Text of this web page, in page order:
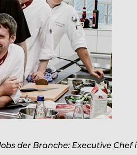
der Branche: Executive